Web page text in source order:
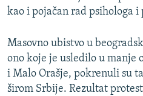
kao i pojačan rad psihologa i
Masovno ubistvo u
ono koje je usledilo u manje
i Malo Orašje, pokrenuli su
širom Srbije. Rezultat